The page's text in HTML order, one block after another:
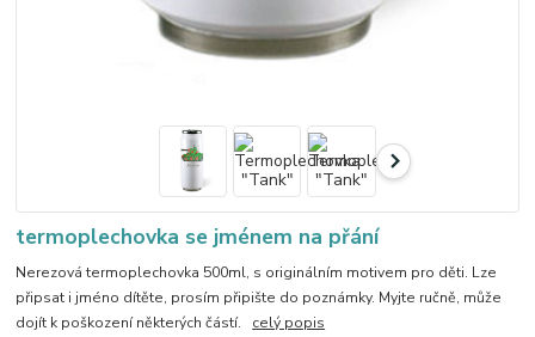
termoplechovka se jménem na přání
Nerezová termoplechovka 500ml, s originálním motivem pro děti. Lze
připsat i jméno dítěte, prosím připište do poznámky. Myjte ručně, může
dojít k poškození některých částí. celý popis